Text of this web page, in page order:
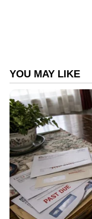
സ്കൂട്ടറെടുത്ത്
കരയുന്നത്
തുടർന്ന്
പോക്കറ്റിൽ
ഉടൻ തന്നെ
പൊലീസ്
മുത്തശ്ശന്റെ